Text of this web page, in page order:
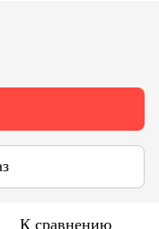
К сравнению